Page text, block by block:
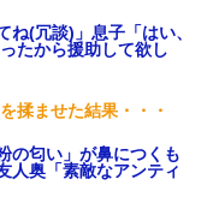
ね(冗談)」息子「はい、
たから援助して欲し
揉ませた結果・・・
の匂い」が鼻につくも
人奥「素敵なアンティ